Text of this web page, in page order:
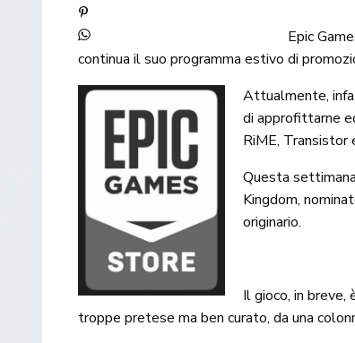
Epic
continua il suo programma estivo di
Attualmente,
di approfittarne
RiME, Transistor
Questa
Kingdom,
originario.
Il gioco, in
troppe pretese ma ben curato, da una